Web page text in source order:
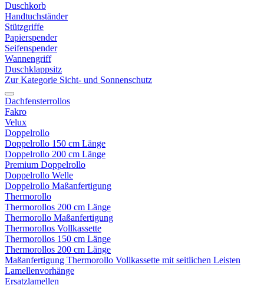
Duschkorb
Handtuchständer
Stützgriffe
Papierspender
Seifenspender
Wannengriff
Duschklappsitz
Zur Kategorie Sicht- und Sonnenschutz
Dachfensterrollos
Fakro
Velux
Doppelrollo
Doppelrollo 150 cm Länge
Doppelrollo 200 cm Länge
Premium Doppelrollo
Doppelrollo Welle
Doppelrollo Maßanfertigung
Thermorollo
Thermorollos 200 cm Länge
Thermorollo Maßanfertigung
Thermorollos Vollkassette
Thermorollos 150 cm Länge
Thermorollos 200 cm Länge
Maßanfertigung Thermorollo Vollkassette mit seitlichen Leisten
Lamellenvorhänge
Ersatzlamellen